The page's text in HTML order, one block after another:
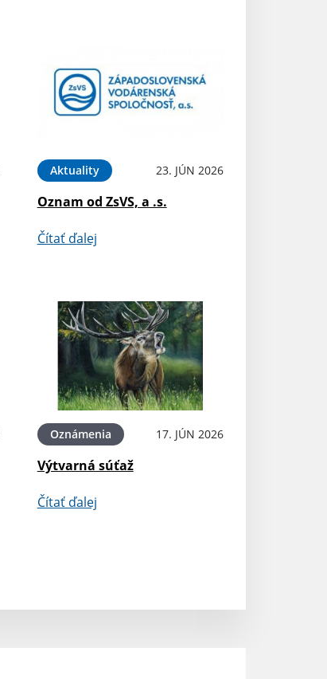
Aktuality 23. JÚN 2026
Oznam od ZsVS, a .s.
Čítať ďalej
Oznámenia 17. JÚN 2026
Výtvarná súťaž
Čítať ďalej